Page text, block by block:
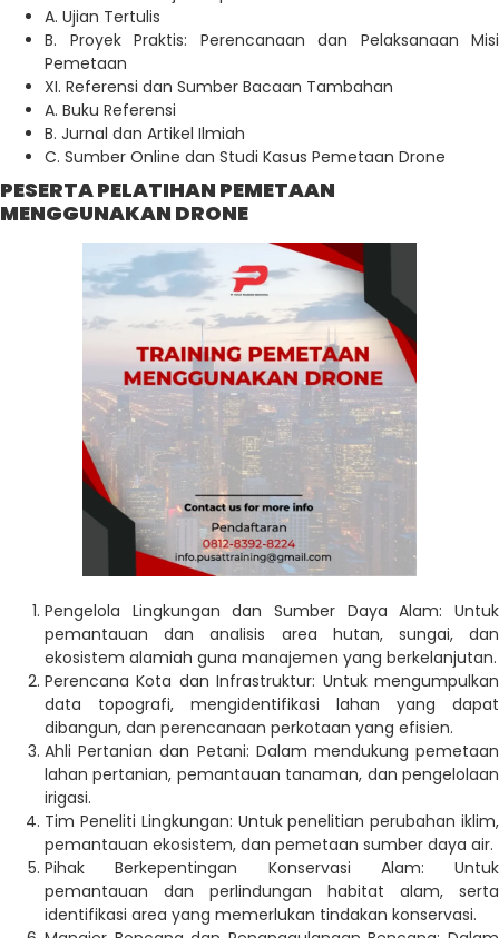
A. Ujian Tertulis
B. Proyek Praktis: Perencanaan dan Pelaksanaan Misi
Pemetaan
XI. Referensi dan Sumber Bacaan Tambahan
A. Buku Referensi
B. Jurnal dan Artikel Ilmiah
C. Sumber Online dan Studi Kasus Pemetaan Drone
PESERTA PELATIHAN PEMETAAN
MENGGUNAKAN DRONE
Pengelola Lingkungan dan Sumber Daya Alam: Untuk
pemantauan dan analisis area hutan, sungai, dan
ekosistem alamiah guna manajemen yang berkelanjutan.
Perencana Kota dan Infrastruktur: Untuk mengumpulkan
data topografi, mengidentifikasi lahan yang dapat
dibangun, dan perencanaan perkotaan yang efisien.
Ahli Pertanian dan Petani: Dalam mendukung pemetaan
lahan pertanian, pemantauan tanaman, dan pengelolaan
irigasi.
Tim Peneliti Lingkungan: Untuk penelitian perubahan iklim,
pemantauan ekosistem, dan pemetaan sumber daya air.
Pihak Berkepentingan Konservasi Alam: Untuk
pemantauan dan perlindungan habitat alam, serta
identifikasi area yang memerlukan tindakan konservasi.